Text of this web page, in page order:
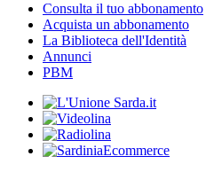
Consulta il tuo abbonamento
Acquista un abbonamento
La Biblioteca dell'Identità
Annunci
PBM